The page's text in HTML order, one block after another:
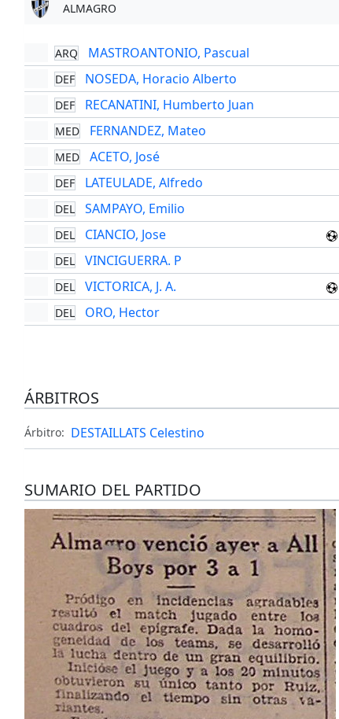
ALMAGRO
ARQ MASTROANTONIO, Pascual
DEF NOSEDA, Horacio Alberto
DEF RECANATINI, Humberto Juan
MED FERNANDEZ, Mateo
MED ACETO, José
DEF LATEULADE, Alfredo
DEL SAMPAYO, Emilio
DEL CIANCIO, Jose
DEL VINCIGUERRA. P
DEL VICTORICA, J. A.
DEL ORO, Hector
ÁRBITROS
Árbitro: DESTAILLATS Celestino
SUMARIO DEL PARTIDO